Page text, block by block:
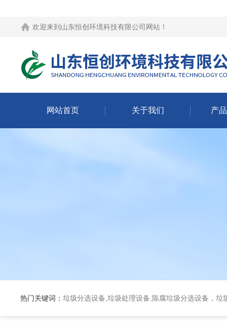
欢迎来到 山东恒创环境科技有限公司网站 ！
网站首页 关于我们 产
热门关键词： 垃圾分选设备,垃圾处理设备,陈腐垃圾分选设备，垃